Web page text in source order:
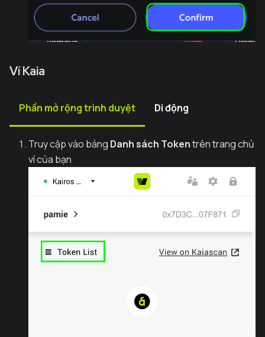
Ví Kaia
Phần mở rộng trình duyệt Di động
Truy cập vào bảng Danh sách Tokentrên trang chủ
ví của bạn